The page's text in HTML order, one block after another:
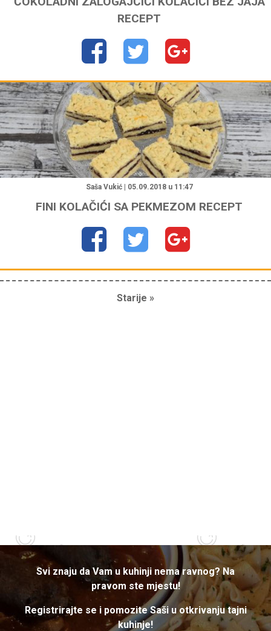
RECEPT
"
Saša Vukić | 05.09.2018 u 11:47
FINI KOLAČIĆI SA PEKMEZOM RECEPT
Starije »
Svi znaju da Vam u kuhinji nema ravnog? Na
pravom ste mjestu!
Registrirajte se i pomozite Saši u otkrivanju tajni
kuhinje!